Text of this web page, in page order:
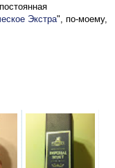
Экстра", по-моему,